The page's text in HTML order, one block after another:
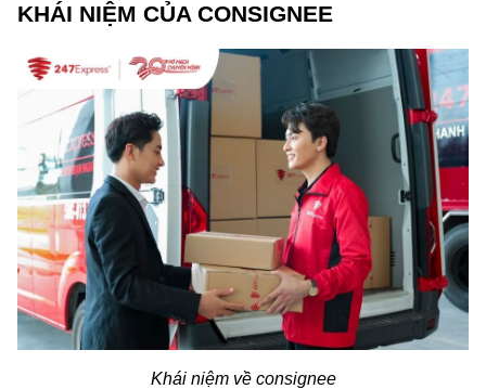
KHÁI NIỆM CỦA CONSIGNEE
Khái niệm về consignee